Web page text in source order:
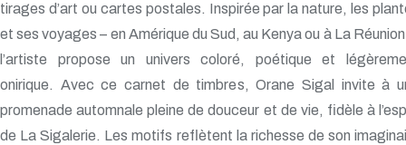
tirages d’art ou cartes postales. Inspirée par la nature, les
et ses voyages – en Amérique du Sud, au Kenya ou à La
l’artiste propose un univers coloré, poétique et
onirique. Avec ce carnet de timbres, Orane Sigal invite à
promenade automnale pleine de douceur et de vie, fidèle à
de La Sigalerie. Les motifs reflètent la richesse de son